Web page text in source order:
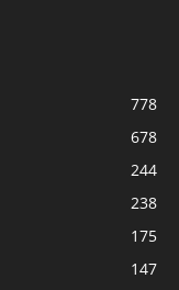
778
678
244
238
175
147